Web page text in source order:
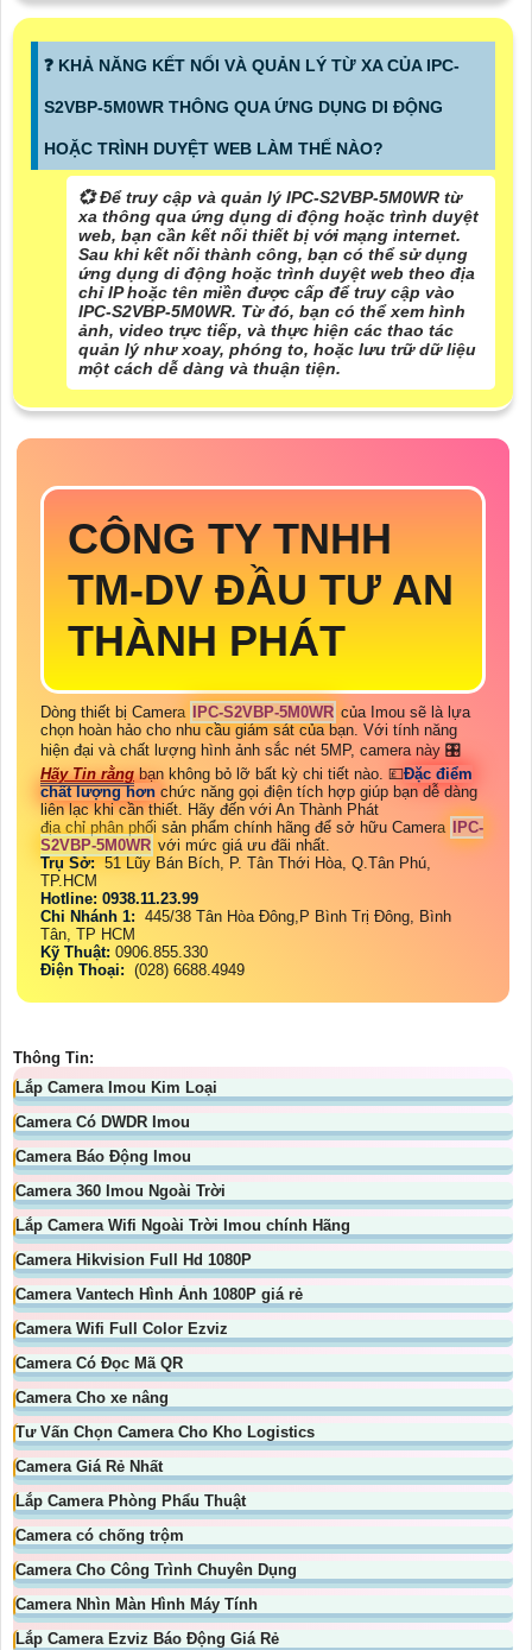
️❓ KHẢ NĂNG KẾT NỐI VÀ QUẢN LÝ TỪ XA CỦA IPC-
S2VBP-5M0WR THÔNG QUA ỨNG DỤNG DI ĐỘNG
HOẶC TRÌNH DUYỆT WEB LÀM THẾ NÀO?
💞 Để truy cập và quản lý IPC-S2VBP-5M0WR từ
xa thông qua ứng dụng di động hoặc trình duyệt
web, bạn cần kết nối thiết bị với mạng internet.
Sau khi kết nối thành công, bạn có thể sử dụng
ứng dụng di động hoặc trình duyệt web theo địa
chỉ IP hoặc tên miền được cấp để truy cập vào
IPC-S2VBP-5M0WR. Từ đó, bạn có thể xem hình
ảnh, video trực tiếp, và thực hiện các thao tác
quản lý như xoay, phóng to, hoặc lưu trữ dữ liệu
một cách dễ dàng và thuận tiện.
CÔNG TY TNHH
TM-DV ĐẦU TƯ AN
THÀNH PHÁT
Dòng thiết bị Camera IPC-S2VBP-5M0WR của Imou sẽ là lựa
chọn hoàn hảo cho nhu cầu giám sát của bạn. Với tính năng
hiện đại và chất lượng hình ảnh sắc nét 5MP, camera này 🎛
Hãy Tin rằngbạn không bỏ lỡ bất kỳ chi tiết nào. 💷Đặc điểm
chất lượng hơn chức năng gọi điện tích hợp giúp bạn dễ dàng
liên lạc khi cần thiết. Hãy đến với An Thành Phát
địa chỉ phân phối sản phẩm chính hãng để sở hữu Camera
IPC-
S2VBP-5M0WR với mức giá ưu đãi nhất.
Trụ Sở:51 Lũy Bán Bích, P. Tân Thới Hòa, Q.Tân Phú,
TP.HCM
Hotline: 0938.11.23.99
Chi Nhánh 1: 445/38 Tân Hòa Đông,P Bình Trị Đông, Bình
Tân, TP HCM
Kỹ Thuật: 0906.855.330
Điện Thoại: (028) 6688.4949
Thông Tin:
Lắp Camera Imou Kim Loại
Camera Có DWDR Imou
Camera Báo Động Imou
Camera 360 Imou Ngoài Trời
Lắp Camera Wifi Ngoài Trời Imou chính Hãng
Camera Hikvision Full Hd 1080P
Camera Vantech Hình Ảnh 1080P giá rẻ
Camera Wifi Full Color Ezviz
Camera Có Đọc Mã QR
Camera Cho xe nâng
Tư Vấn Chọn Camera Cho Kho Logistics
Camera Giá Rẻ Nhất
Lắp Camera Phòng Phẩu Thuật
Camera có chống trộm
Camera Cho Công Trình Chuyên Dụng
Camera Nhìn Màn Hình Máy Tính
Lắp Camera Ezviz Báo Động Giá Rẻ